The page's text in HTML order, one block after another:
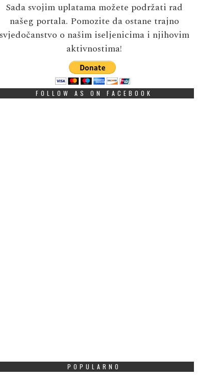
Sada svojim uplatama možete podržati rad
našeg portala. Pomozite da ostane trajno
svjedočanstvo o našim iseljenicima i njihovim
aktivnostima!
FOLLOW AS ON FACEBOOK
POPULARNO